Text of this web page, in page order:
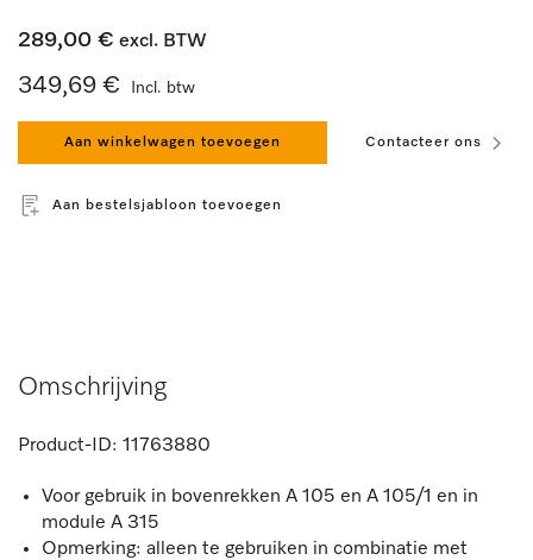
289,00 € excl. BTW
349,69 € Incl. btw
Aan winkelwagen toevoegen Contacteer ons
Aan bestelsjabloon toevoegen
Omschrijving
Product-ID: 11763880
Voor gebruik in bovenrekken A 105 en A 105/1 en in
module A 315
Opmerking: alleen te gebruiken in combinatie met